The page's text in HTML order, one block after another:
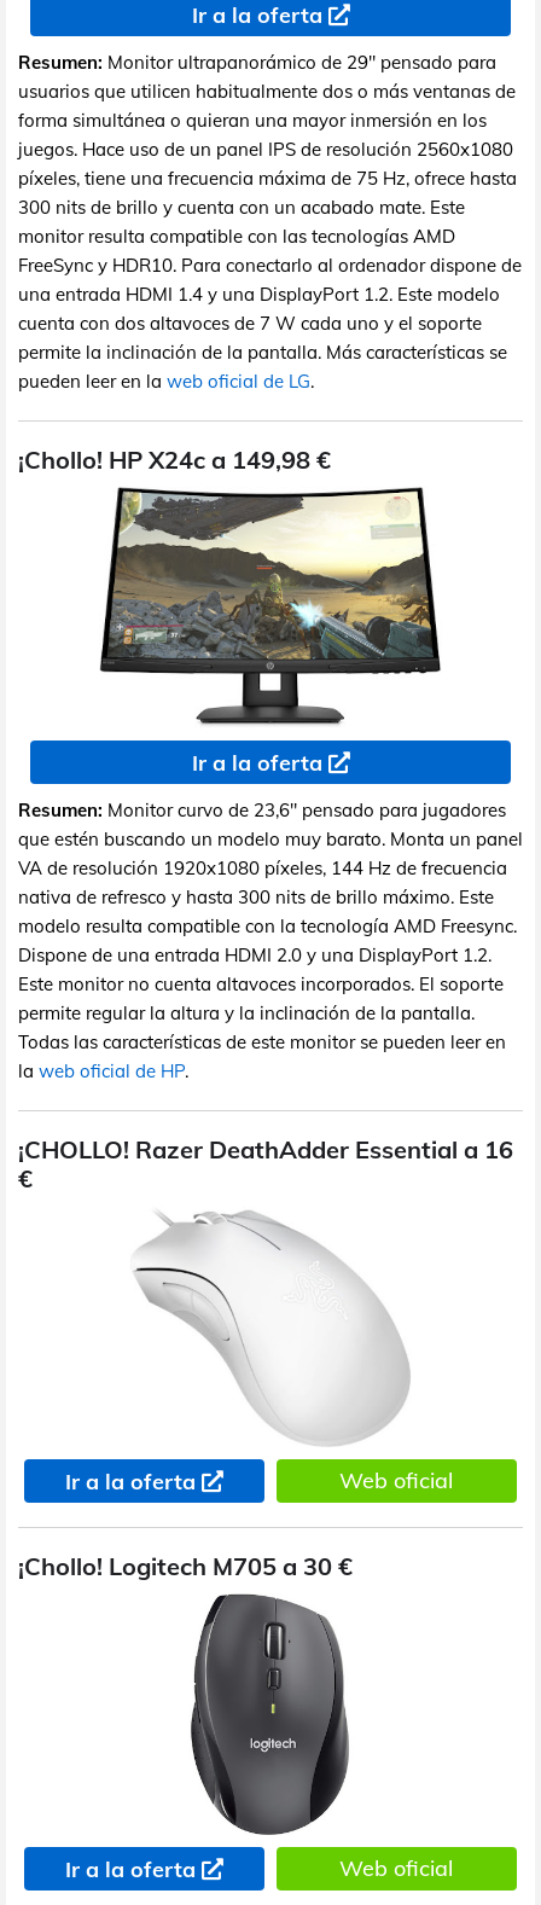
Ir a la oferta
Resumen: Monitor ultrapanorámico de 29" pensado para
usuarios que utilicen habitualmente dos o más ventanas de
forma simultánea o quieran una mayor inmersión en los
juegos. Hace uso de un panel IPS de resolución 2560x1080
píxeles, tiene una frecuencia máxima de 75 Hz, ofrece hasta
300 nits de brillo y cuenta con un acabado mate. Este
monitor resulta compatible con las tecnologías AMD
FreeSync y HDR10. Para conectarlo al ordenador dispone de
una entrada HDMI 1.4 y una DisplayPort 1.2. Este modelo
cuenta con dos altavoces de 7 W cada uno y el soporte
permite la inclinación de la pantalla. Más características se
pueden leer en la web oficial de LG.
¡Chollo! HP X24c a 149,98 €
Ir a la oferta
Resumen: Monitor curvo de 23,6" pensado para jugadores
que estén buscando un modelo muy barato. Monta un panel
VA de resolución 1920x1080 píxeles, 144 Hz de frecuencia
nativa de refresco y hasta 300 nits de brillo máximo. Este
modelo resulta compatible con la tecnología AMD Freesync.
Dispone de una entrada HDMI 2.0 y una DisplayPort 1.2.
Este monitor no cuenta altavoces incorporados. El soporte
permite regular la altura y la inclinación de la pantalla.
Todas las características de este monitor se pueden leer en
la web oficial de HP.
¡CHOLLO! Razer DeathAdder Essential a 16
€
Ir a la oferta Web oficial
¡Chollo! Logitech M705 a 30 €
Ir a la oferta Web oficial